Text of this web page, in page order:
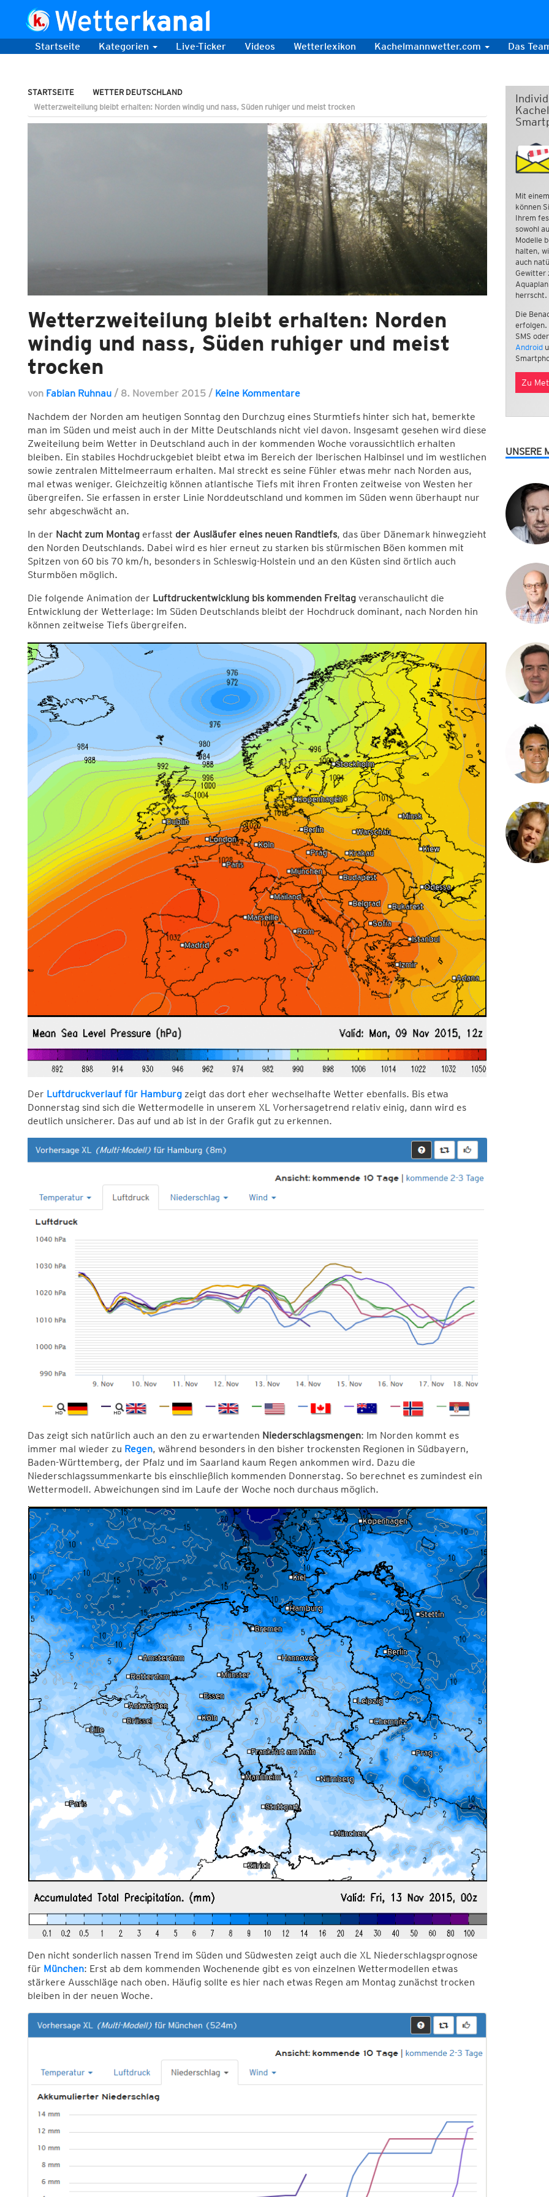
Startseite Kategorien Live-Ticker Videos Wetterlexikon Kachelmannwetter.com Das
STARTSEITE
WETTER DEUTSCHLAND
Wetterzweiteilung bleibt erhalten: Norden windig und nass, Süden ruhiger und meist trocken
Wetterzweiteilung bleibt erhalten: Norden
windig und nass, Süden ruhiger und meist
trocken
von Fabian Ruhnau / 8. November 2015 / Keine Kommentare
Nachdem der Norden am heutigen Sonntag den Durchzug eines Sturmtiefs hinter sich hat, bemerkte
man im Süden und meist auch in der Mitte Deutschlands nicht viel davon. Insgesamt gesehen wird diese
Zweiteilung beim Wetter in Deutschland auch in der kommenden Woche voraussichtlich erhalten
bleiben. Ein stabiles Hochdruckgebiet bleibt etwa im Bereich der Iberischen Halbinsel und im westlichen
sowie zentralen Mittelmeerraum erhalten. Mal streckt es seine Fühler etwas mehr nach Norden aus,
mal etwas weniger. Gleichzeitig können atlantische Tiefs mit ihren Fronten zeitweise von Westen her
übergreifen. Sie erfassen in erster Linie Norddeutschland und kommen im Süden wenn überhaupt nur
sehr abgeschwächt an.
In der Nacht zum Montag erfasst der Ausläufer eines neuen Randtiefs, das über Dänemark hinwegzieht
den Norden Deutschlands. Dabei wird es hier erneut zu starken bis stürmischen Böen kommen mit
Spitzen von 60 bis 70 km/h, besonders in Schleswig-Holstein und an den Küsten sind örtlich auch
Sturmböen möglich.
Die folgende Animation der Luftdruckentwicklung bis kommenden Freitagveranschaulicht die
Entwicklung der Wetterlage: Im Süden Deutschlands bleibt der Hochdruck dominant, nach Norden hin
können zeitweise Tiefs übergreifen.
Der Luftdruckverlauf für Hamburgzeigt das dort eher wechselhafte Wetter ebenfalls. Bis etwa
Donnerstag sind sich die Wettermodelle in unserem XL Vorhersagetrend relativ einig, dann wird es
deutlich unsicherer. Das auf und ab ist in der Grafik gut zu erkennen.
Das zeigt sich natürlich auch an den zu erwartenden Niederschlagsmengen: Im Norden kommt es
immer mal wieder zu Regen, während besonders in den bisher trockensten Regionen in Südbayern,
Baden-Württemberg, der Pfalz und im Saarland kaum Regen ankommen wird. Dazu die
Niederschlagssummenkarte bis einschließlich kommenden Donnerstag. So berechnet es zumindest ein
Wettermodell. Abweichungen sind im Laufe der Woche noch durchaus möglich.
Den nicht sonderlich nassen Trend im Süden und Südwesten zeigt auch die XL Niederschlagsprognose
für München: Erst ab dem kommenden Wochenende gibt es von einzelnen Wettermodellen etwas
stärkere Ausschläge nach oben. Häufig sollte es hier nach etwas Regen am Montag zunächst trocken
bleiben in der neuen Woche.
Mit
können
Ihrem
sowohl
Modelle
halten,
auch
Gewitter
herrscht.
Die
erfolgen.
SMS
Android
Zu
UNSERE